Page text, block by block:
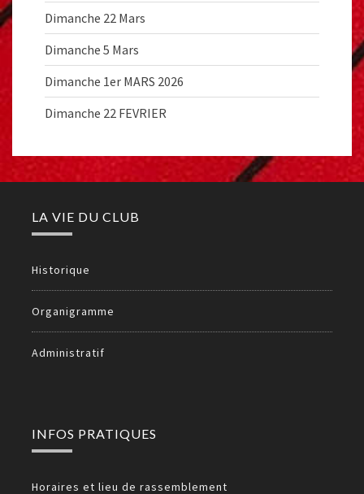
Dimanche 22 Mars
Dimanche 5 Mars
Dimanche 1er MARS 2026
Dimanche 22 FEVRIER
LA VIE DU CLUB
Historique
Organigramme
Administratif
INFOS PRATIQUES
Horaires et lieu de rassemblement